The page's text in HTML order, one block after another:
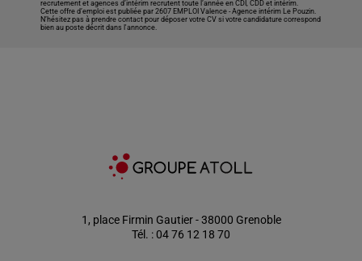
recrutement et agences d’intérim recrutent toute l’année en CDI, CDD et intérim.
Cette offre d’emploi est publiée par 2607 EMPLOI Valence -Agence intérim Le Pouzin.
N’hésitez pas à prendre contact pour déposer votre CV si votre candidature correspond
bien au poste décrit dans l'annonce.
1, place Firmin Gautier - 38000 Grenoble
Tél. : 04 76 12 18 70